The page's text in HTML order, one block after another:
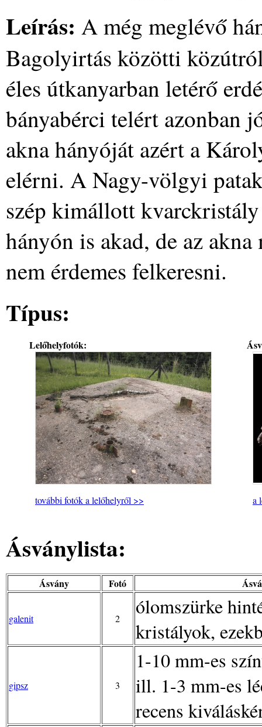
Leírás: A még meglévő
Bagolyirtás közötti
éles útkanyarban letérő
bányabérci telért azonban
akna hányóját azért a
elérni. A Nagy-völgyi
szép kimállott
hányón is akad, de az
nem érdemes felkeresni.
Típus:
Lelőhelyfotók:
további fotók a lelőhelyről >> a
Ásványlista:
Ásvány Fotó
galenit 2
ólomszürke
kristályok,
gipsz 3
1-10 mm-es
ill. 1-3 mm-es
recens